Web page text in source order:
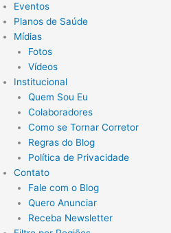
Eventos
Planos de Saúde
Mídias
Fotos
Vídeos
Institucional
Quem Sou Eu
Colaboradores
Como se Tornar Corretor
Regras do Blog
Política de Privacidade
Contato
Fale com o Blog
Quero Anunciar
Receba Newsletter